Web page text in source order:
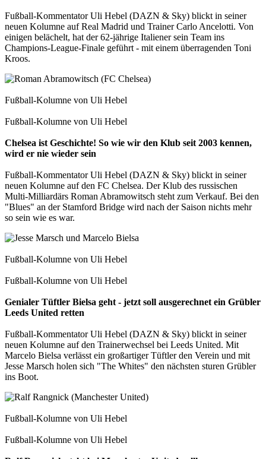
Fußball-Kommentator Uli Hebel (DAZN & Sky) blickt in seiner
neuen Kolumne auf Real Madrid und Trainer Carlo Ancelotti. Von
einigen belächelt, hat der 62-jährige Italiener sein Team ins
Champions-League-Finale geführt - mit einem überragenden Toni
Kroos.
Fußball-Kolumne von Uli Hebel
Fußball-Kolumne von Uli Hebel
Chelsea ist Geschichte! So wie wir den Klub seit 2003 kennen,
wird er nie wieder sein
Fußball-Kommentator Uli Hebel (DAZN & Sky) blickt in seiner
neuen Kolumne auf den FC Chelsea. Der Klub des russischen
Multi-Milliardärs Roman Abramowitsch steht zum Verkauf. Bei den
"Blues" an der Stamford Bridge wird nach der Saison nichts mehr
so sein wie es war.
Fußball-Kolumne von Uli Hebel
Fußball-Kolumne von Uli Hebel
Genialer Tüftler Bielsa geht - jetzt soll ausgerechnet ein Grübler
Leeds United retten
Fußball-Kommentator Uli Hebel (DAZN & Sky) blickt in seiner
neuen Kolumne auf den Trainerwechsel bei Leeds United. Mit
Marcelo Bielsa verlässt ein großartiger Tüftler den Verein und mit
Jesse Marsch holen sich "The Whites" den nächsten sturen Grübler
ins Boot.
Fußball-Kolumne von Uli Hebel
Fußball-Kolumne von Uli Hebel